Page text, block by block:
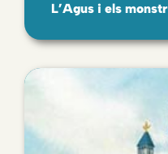
L’Agus i els